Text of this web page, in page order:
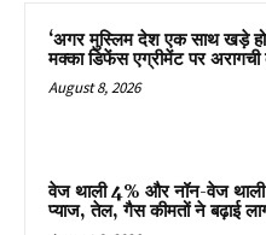
‘अगर मुस्लिम देश एक साथ खड़े
मक्का डिफेंस एग्रीमेंट पर अरागची
August 8, 2026
वेज थाली 4% और नॉन-वेज
प्याज, तेल, गैस कीमतों ने बढ़ाई